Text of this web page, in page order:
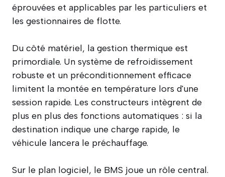
éprouvées et applicables par les particuliers et
les gestionnaires de flotte.
Du côté matériel, la gestion thermique est
primordiale. Un système de refroidissement
robuste et un préconditionnement efficace
limitent la montée en température lors d'une
session rapide. Les constructeurs intègrent de
plus en plus des fonctions automatiques : si la
destination indique une charge rapide, le
véhicule lancera le préchauffage.
Sur le plan logiciel, le BMS joue un rôle central.